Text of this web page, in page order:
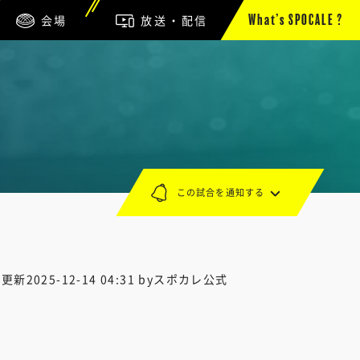
会場 放送・配信 What’s SPOCALE ?
新2025-12-14 04:31 byスポカレ公式
この試合を通知する